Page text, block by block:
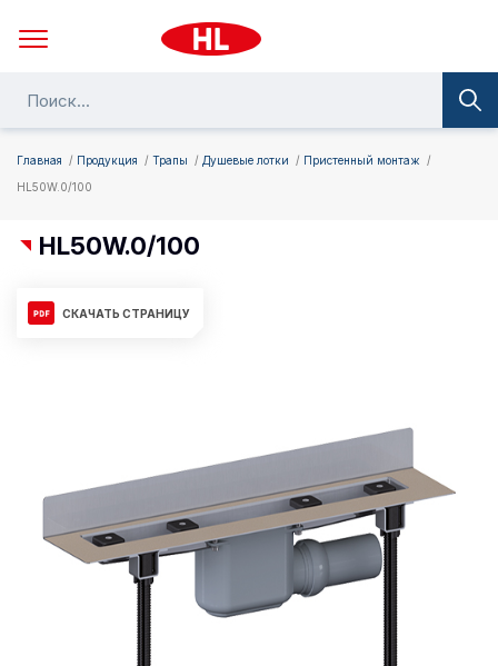
Главная Продукция Трапы Душевые лотки
Пристенный монтаж
HL50W.0/100
HL50W.0/100
СКАЧАТЬ СТРАНИЦУ